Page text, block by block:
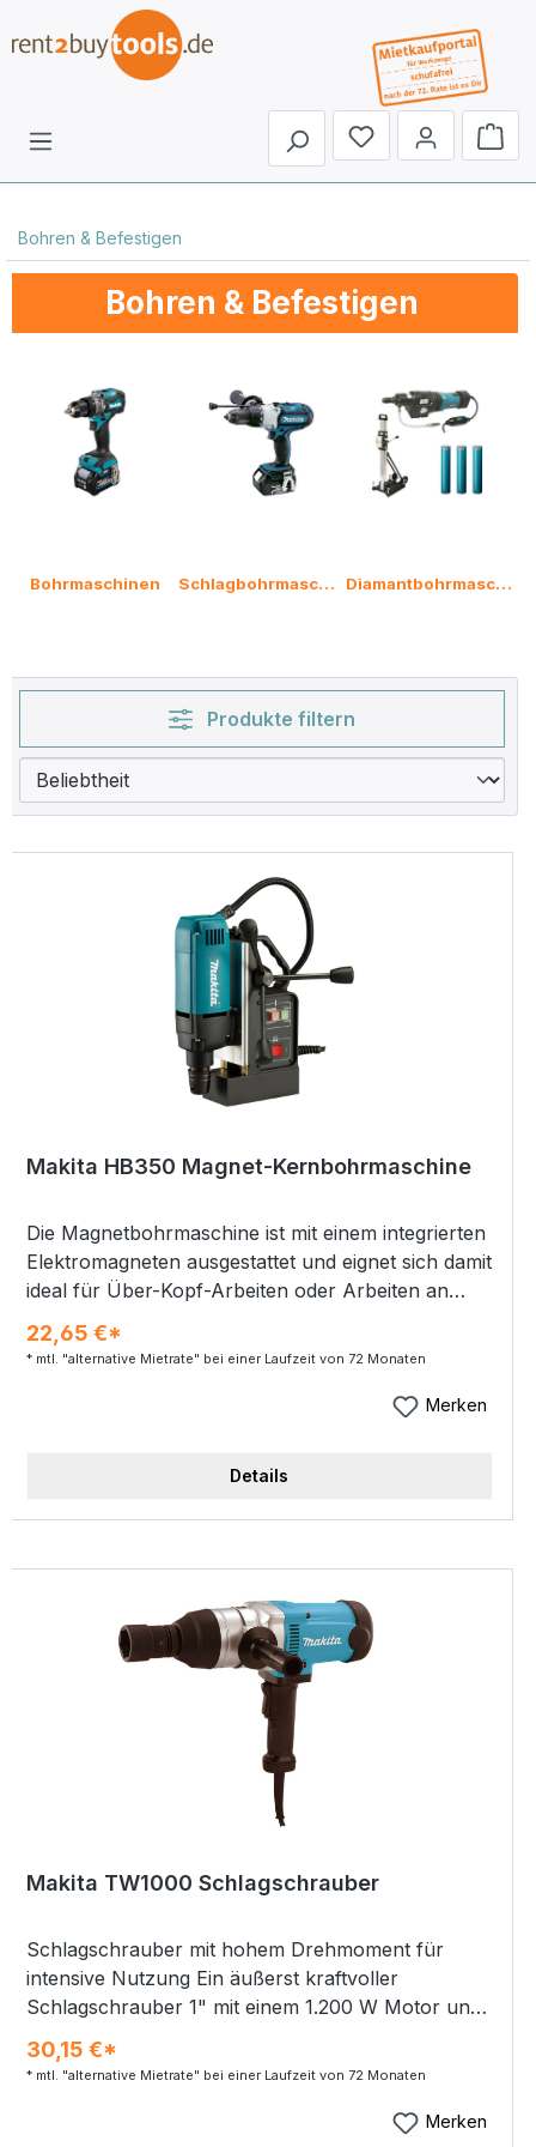
Du hast 0 Produkte
Bohren & Befestigen
Bohren & Befestigen
Bohrmaschinen Schlagbohrmaschinen Diamantbohrmaschine
Produkte filtern
Makita HB350 Magnet-Kernbohrmaschine
Die Magnetbohrmaschine ist mit einem integrierten
Elektromagneten ausgestattet und eignet sich damit
ideal für Über-Kopf-Arbeiten oder Arbeiten an
vertikalen Flächen. Die Haltekraft beträgt 8.000 N
auf magnetischen Materialien. Inklusive einem
großzügigem 3-Speichen-Drehgriff. Der Magnet ist
Funktionen: Bohrmaschine, Bohrständer und
präzise, komfortable Bohrarbeiten, bei einem
Leerlaufdrehzahl: 850 min⁻¹ Bohrleistung in Stahl:
35 mm Produktgewicht: 11,5 kg Produktabmessung
(L x B x H): 270 x 110 x 330 mm Max. Setzkraft:
22,65 €*
* mtl. "alternative Mietrate" bei einer Laufzeit von 72 Monaten
Merken
Details
Makita TW1000 Schlagschrauber
Schlagschrauber mit hohem Drehmoment für
intensive Nutzung Ein äußerst kraftvoller
Schlagschrauber 1" mit einem 1.200 W Motor und
einem max. Drehmoment von 1.000 Nm. Ideal für
Anwendungen, die einen hohen
für schnelles Umschalten von Rechts-/Linkslauf.
30,15 €*
* mtl. "alternative Mietrate" bei einer Laufzeit von 72 Monaten
Merken